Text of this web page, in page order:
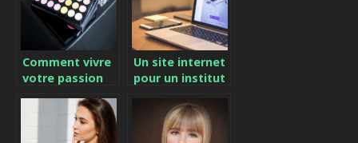
Comment vivre
votre passion
au quotidien ?
Un site internet
pour un institut
conseils utiles